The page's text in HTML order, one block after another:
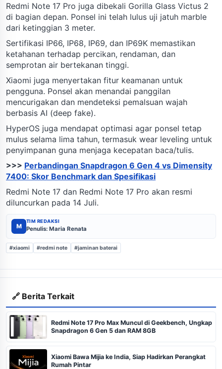
Redmi Note 17 Pro juga dibekali Gorilla Glass Victus 2
di bagian depan. Ponsel ini telah lulus uji jatuh marble
dari ketinggian 3 meter.
Sertifikasi IP66, IP68, IP69, dan IP69K memastikan
ketahanan terhadap percikan, rendaman, dan
semprotan air bertekanan tinggi.
Xiaomi juga menyertakan fitur keamanan untuk
pengguna. Ponsel akan menandai panggilan
mencurigakan dan mendeteksi pemalsuan wajah
berbasis AI (deep fake).
HyperOS juga mendapat optimasi agar ponsel tetap
mulus selama lima tahun, termasuk wear leveling untuk
penyimpanan guna menjaga kecepatan baca/tulis.
>>> Perbandingan Snapdragon 6 Gen 4 vs Dimensity
7400: Skor Benchmark dan Spesifikasi
Redmi Note 17 dan Redmi Note 17 Pro akan resmi
diluncurkan pada 14 Juli.
M
TIM REDAKSI
Penulis: Maria Renata
#xiaomi #redmi note #jaminan baterai
🔗 Berita Terkait
Redmi Note 17 Pro Max Muncul di Geekbench, Ungkap
Snapdragon 6 Gen 5 dan RAM 8GB
Xiaomi Bawa Mijia ke India, Siap Hadirkan Perangkat
Rumah Pintar